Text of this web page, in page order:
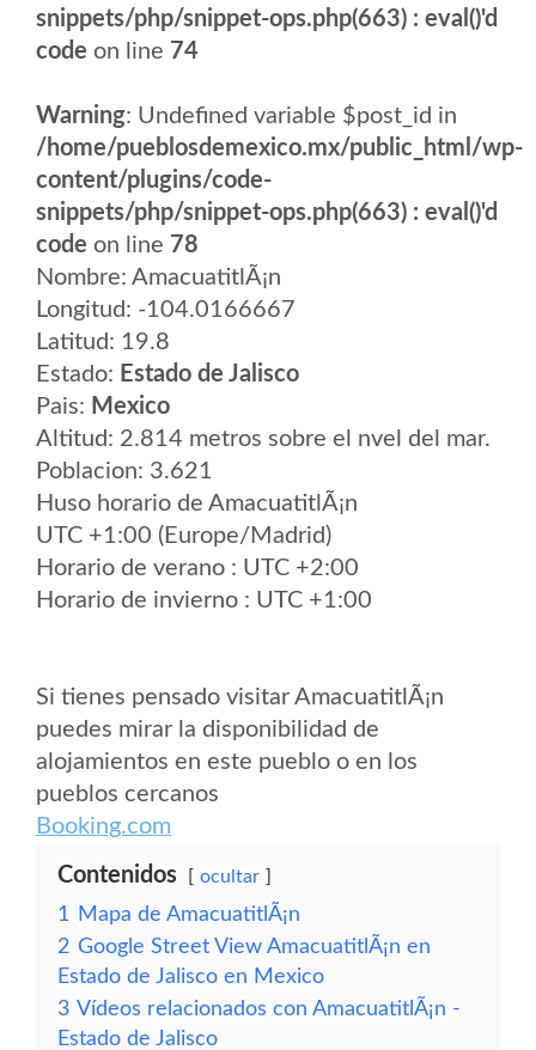
snippets/php/snippet-ops.php(663) : eval()'d
code on line 74
Warning: Undefined variable $post_id in
/home/pueblosdemexico.mx/public_html/wp-
content/plugins/code-
snippets/php/snippet-ops.php(663) : eval()'d
code on line 78
Nombre: AmacuatitlÃ¡n
Longitud: -104.0166667
Latitud: 19.8
Estado: Estado de Jalisco
Pais: Mexico
Altitud: 2.814 metros sobre el nvel del mar.
Poblacion: 3.621
Huso horario de AmacuatitlÃ¡n
UTC +1:00 (Europe/Madrid)
Horario de verano : UTC +2:00
Horario de invierno : UTC +1:00
Si tienes pensado visitar AmacuatitlÃ¡n
puedes mirar la disponibilidad de
alojamientos en este pueblo o en los
pueblos cercanos
Booking.com
Contenidos ocultar
1
Mapa de AmacuatitlÃ¡n
2 Google Street View AmacuatitlÃ¡n en
Estado de Jalisco en Mexico
3 Vídeos relacionados con AmacuatitlÃ¡n -
Estado de Jalisco